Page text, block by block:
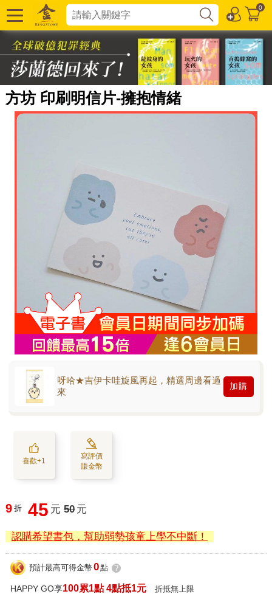
0
方坊 印刷明信片-擁抱情緒
呀哈★吉伊卡哇旋風再起，精選周邊看過
來
加購
喜歡+1
寫評價
賺金幣
9 折 45 元 50 元
認購希望書包，幫助弱勢孩童上學不中斷！
預計最高可得金幣 0點 ?
HAPPY GO享100累1點 4點抵1元 折抵無上限